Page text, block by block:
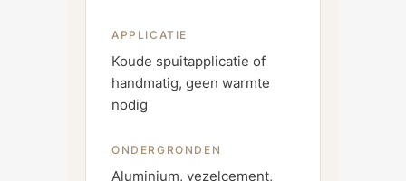
APPLICATIE
Koude spuitapplicatie of
handmatig, geen warmte
nodig
ONDERGRONDEN
Aluminium, vezelcement,